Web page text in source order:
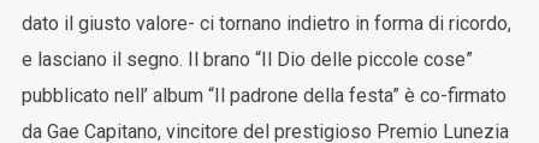
dato il giusto valore- ci tornano indietro in forma di ricordo,
e lasciano il segno. Il brano “Il Dio delle piccole cose”
pubblicato nell’ album “Il padrone della festa” è co-firmato
da Gae Capitano, vincitore del prestigioso Premio Lunezia